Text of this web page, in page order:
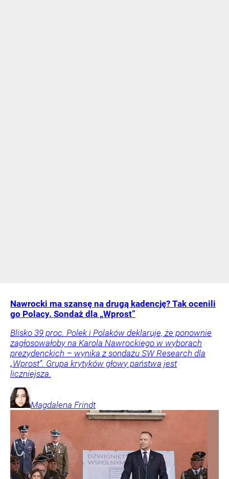
Nawrocki ma szansę na drugą kadencję? Tak ocenili
go Polacy. Sondaż dla „Wprost”
Blisko 39 proc. Polek i Polaków deklaruje, że ponownie
zagłosowałoby na Karola Nawrockiego w wyborach
prezydenckich – wynika z sondażu SW Research dla
„Wprost”. Grupa krytyków głowy państwa jest
liczniejsza.
Magdalena Frindt